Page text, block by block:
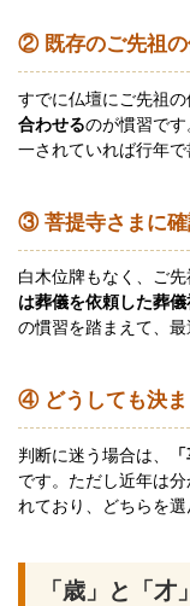
② 既存のご先祖の
すでに仏壇にご先祖の
合わせるのが慣習で
一されていれば行年で
③ 菩提寺さまに確
白木位牌もなく、ご先
は葬儀を依頼した葬儀
の慣習を踏まえて、最
④ どうしても決ま
判断に迷う場合は、
です。ただし近年は
れており、どちらを選
「歳」と「